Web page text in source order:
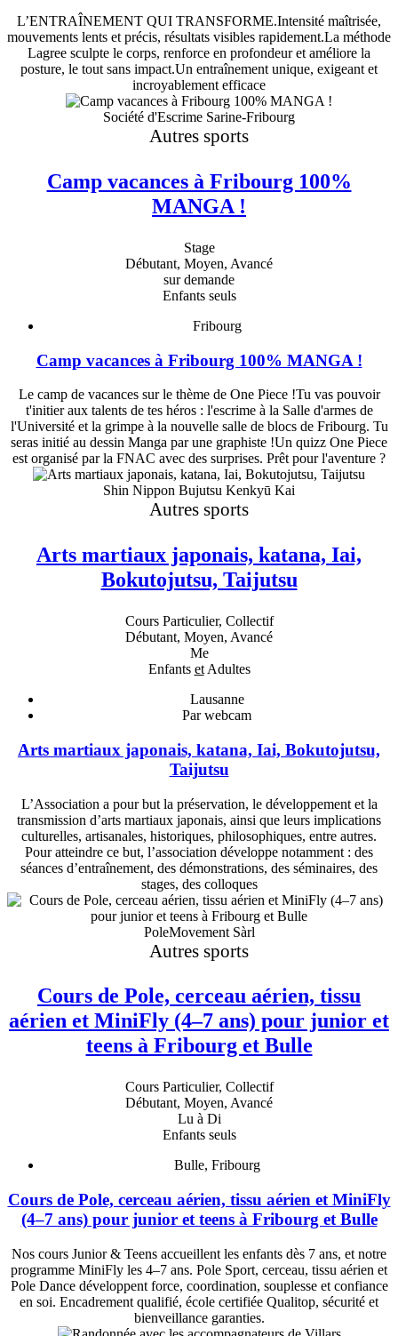
L’ENTRAÎNEMENT QUI TRANSFORME.Intensité maîtrisée,
mouvements lents et précis, résultats visibles rapidement.La méthode
Lagree sculpte le corps, renforce en profondeur et améliore la
posture, le tout sans impact.Un entraînement unique, exigeant et
incroyablement efficace
Société d'Escrime Sarine-Fribourg
Autres sports
Camp vacances à Fribourg 100%
MANGA !
Stage
Débutant, Moyen, Avancé
sur demande
Enfants seuls
Fribourg
Camp vacances à Fribourg 100% MANGA !
Le camp de vacances sur le thème de One Piece !Tu vas pouvoir
t'initier aux talents de tes héros : l'escrime à la Salle d'armes de
l'Université et la grimpe à la nouvelle salle de blocs de Fribourg. Tu
seras initié au dessin Manga par une graphiste !Un quizz One Piece
est organisé par la FNAC avec des surprises. Prêt pour l'aventure ?
Shin Nippon Bujutsu Kenkyū Kai
Autres sports
Arts martiaux japonais, katana, Iai,
Bokutojutsu, Taijutsu
Cours Particulier, Collectif
Débutant, Moyen, Avancé
Me
Enfants etAdultes
Lausanne
Par webcam
Arts martiaux japonais, katana, Iai, Bokutojutsu,
Taijutsu
L’Association a pour but la préservation, le développement et la
transmission d’arts martiaux japonais, ainsi que leurs implications
culturelles, artisanales, historiques, philosophiques, entre autres.
Pour atteindre ce but, l’association développe notamment : des
séances d’entraînement, des démonstrations, des séminaires, des
stages, des colloques
PoleMovement Sàrl
Autres sports
Cours de Pole, cerceau aérien, tissu
aérien et MiniFly (4–7 ans) pour junior et
teens à Fribourg et Bulle
Cours Particulier, Collectif
Débutant, Moyen, Avancé
Lu à Di
Enfants seuls
Bulle, Fribourg
Cours de Pole, cerceau aérien, tissu aérien et MiniFly
(4–7 ans) pour junior et teens à Fribourg et Bulle
Nos cours Junior & Teens accueillent les enfants dès 7 ans, et notre
programme MiniFly les 4–7 ans. Pole Sport, cerceau, tissu aérien et
Pole Dance développent force, coordination, souplesse et confiance
en soi. Encadrement qualifié, école certifiée Qualitop, sécurité et
bienveillance garanties.